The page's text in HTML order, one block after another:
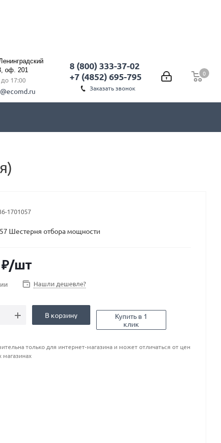
0
0
8 (800) 333-37-02
+7 (4852) 695-795
Заказать звонок
оф. 201
до 17:00
1701057
Шестерня отбора мощности
₽/шт
Нашли дешевле?
В корзину
Купить в 1
клик
только для интернет-магазина и может отличаться от цен
магазинах